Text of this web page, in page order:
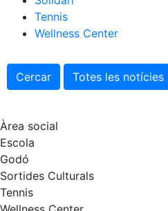
Preguntes
Freqüents
(FAQs)
nosaltres
Tennis
Palmarès
Tennis
Wellness Center
Cercar Totes les notícies
Àrea social
Escola
Godó
Sortides Culturals
Tennis